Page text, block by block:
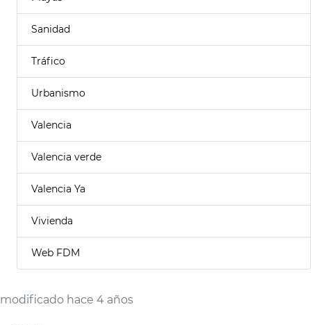
Sanidad
Tráfico
Urbanismo
Valencia
Valencia verde
Valencia Ya
Vivienda
Web FDM
modificado hace 4 años